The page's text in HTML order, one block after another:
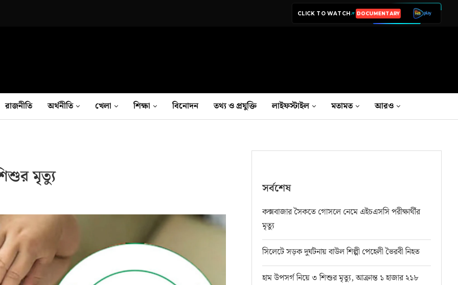
CLICK TO WATCH LIVE TV
রাজনীতি অর্থনীতি খেলা শিক্ষা বিনোদন তথ‍্য ও প্রযুক্তি লাইফস্টাইল মতামত আরও
মৃত্যু সর্বশেষ
কক্সবাজার সৈকতে গোসলে নেমে এইচএসসি পরীক্ষার্থীর
মৃত্যু
সিলেটে সড়ক দুর্ঘটনায় বাউল শিল্পী পেহেলী ভৈরবী নিহত
হাম উপসর্গ নিয়ে ৩ শিশুর মৃত্যু, আক্রান্ত ১ হাজার ২১৮